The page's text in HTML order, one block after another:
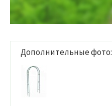
Дополнительные фото: